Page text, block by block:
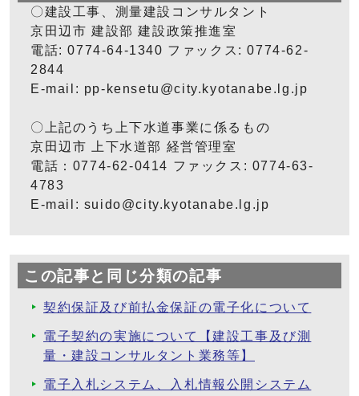
〇建設工事、測量建設コンサルタント
京田辺市 建設部 建設政策推進室
電話: 0774-64-1340 ファックス: 0774-62-
2844
E-mail: pp-kensetu@city.kyotanabe.lg.jp
〇上記のうち上下水道事業に係るもの
京田辺市 上下水道部 経営管理室
電話：0774-62-0414 ファックス: 0774-63-
4783
E-mail: suido@city.kyotanabe.lg.jp
この記事と同じ分類の記事
契約保証及び前払金保証の電子化について
電子契約の実施について【建設工事及び測
量・建設コンサルタント業務等】
電子入札システム、入札情報公開システム